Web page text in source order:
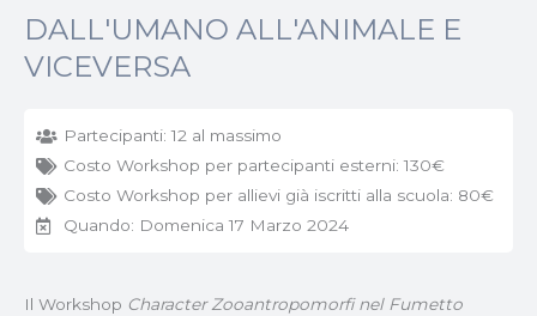
DALL'UMANO ALL'ANIMALE E
VICEVERSA
Partecipanti: 12 al massimo
Costo Workshop per partecipanti esterni: 130€
Costo Workshop per allievi già iscritti alla scuola: 80€
Quando: Domenica 17 Marzo 2024
Il Workshop Character Zooantropomorfi nel Fumetto